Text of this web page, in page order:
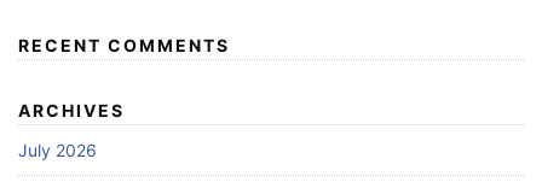
RECENT COMMENTS
ARCHIVES
July 2026